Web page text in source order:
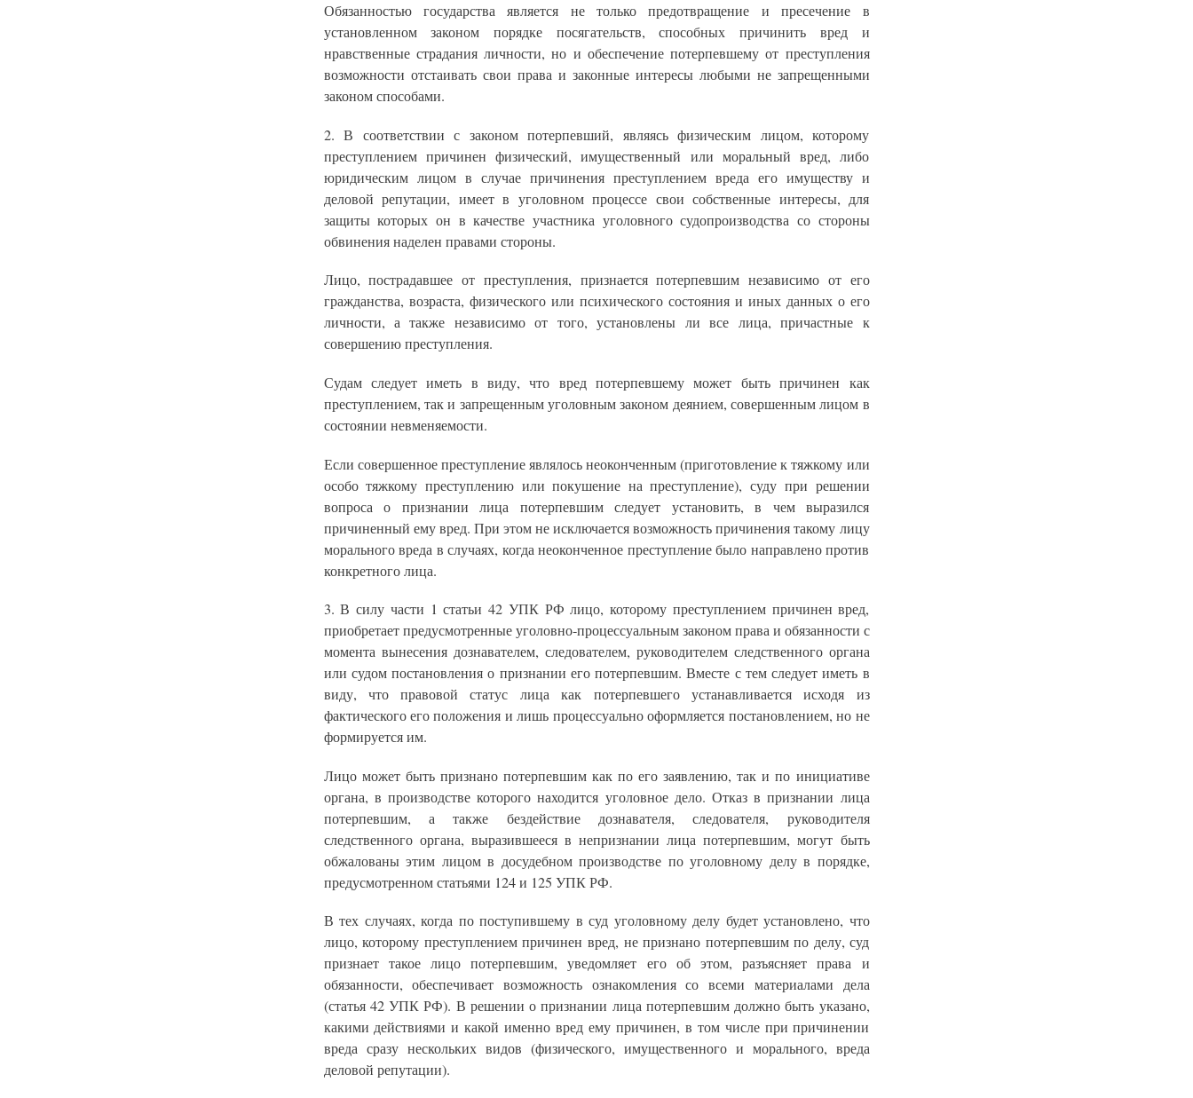
Обязанностью государства является не только предотвращение и пресечение в
установленном законом порядке посягательств, способных причинить вред и
нравственные страдания личности, но и обеспечение потерпевшему от преступления
возможности отстаивать свои права и законные интересы любыми не запрещенными
законом способами.
2. В соответствии с законом потерпевший, являясь физическим лицом, которому
преступлением причинен физический, имущественный или моральный вред, либо
юридическим лицом в случае причинения преступлением вреда его имуществу и
деловой репутации, имеет в уголовном процессе свои собственные интересы, для
защиты которых он в качестве участника уголовного судопроизводства со стороны
обвинения наделен правами стороны.
Лицо, пострадавшее от преступления, признается потерпевшим независимо от его
гражданства, возраста, физического или психического состояния и иных данных о его
личности, а также независимо от того, установлены ли все лица, причастные к
совершению преступления.
Судам следует иметь в виду, что вред потерпевшему может быть причинен как
преступлением, так и запрещенным уголовным законом деянием, совершенным лицом в
состоянии невменяемости.
Если совершенное преступление являлось неоконченным (приготовление к тяжкому или
особо тяжкому преступлению или покушение на преступление), суду при решении
вопроса о признании лица потерпевшим следует установить, в чем выразился
причиненный ему вред. При этом не исключается возможность причинения такому лицу
морального вреда в случаях, когда неоконченное преступление было направлено против
конкретного лица.
3. В силу части 1 статьи 42 УПК РФ лицо, которому преступлением причинен вред,
приобретает предусмотренные уголовно-процессуальным законом права и обязанности с
момента вынесения дознавателем, следователем, руководителем следственного органа
или судом постановления о признании его потерпевшим. Вместе с тем следует иметь в
виду, что правовой статус лица как потерпевшего устанавливается исходя из
фактического его положения и лишь процессуально оформляется постановлением, но не
формируется им.
Лицо может быть признано потерпевшим как по его заявлению, так и по инициативе
органа, в производстве которого находится уголовное дело. Отказ в признании лица
потерпевшим, а также бездействие дознавателя, следователя, руководителя
следственного органа, выразившееся в непризнании лица потерпевшим, могут быть
обжалованы этим лицом в досудебном производстве по уголовному делу в порядке,
предусмотренном статьями 124 и 125 УПК РФ.
В тех случаях, когда по поступившему в суд уголовному делу будет установлено, что
лицо, которому преступлением причинен вред, не признано потерпевшим по делу, суд
признает такое лицо потерпевшим, уведомляет его об этом, разъясняет права и
обязанности, обеспечивает возможность ознакомления со всеми материалами дела
(статья 42 УПК РФ). В решении о признании лица потерпевшим должно быть указано,
какими действиями и какой именно вред ему причинен, в том числе при причинении
вреда сразу нескольких видов (физического, имущественного и морального, вреда
деловой репутации).